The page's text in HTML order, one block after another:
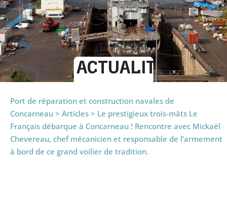
ACTUALITÉS
Port de réparation et construction navales de
Concarneau > Articles > Le prestigieux trois-mâts Le
Français débarque à Concarneau ! Rencontre avec Mickaël
Chevereau, chef mécanicien et responsable de l’armement
à bord de ce grand voilier de tradition.